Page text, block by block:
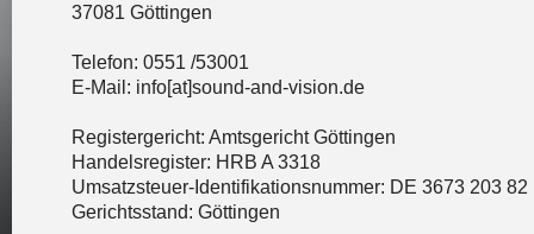
37081 Göttingen
Telefon: 0551 /53001
E-Mail: info[at]sound-and-vision.de
Registergericht: Amtsgericht Göttingen
Handelsregister: HRB A 3318
Umsatzsteuer-Identifikationsnummer: DE 3673 203 82
Gerichtsstand: Göttingen